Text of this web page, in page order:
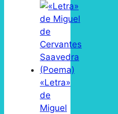
«Letra»
de
Miguel